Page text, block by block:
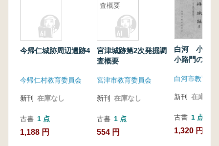
今帰仁城跡周辺遺跡4
今帰仁村教育委員会
新刊 在庫なし
古書 1 点
1,188 円
査概要
宮津城跡第2次発掘調
査概要
宮津市教育委員会
新刊 在庫なし
古書 1 点
554 円
白河 小峰
小路門の調
白河市教育
新刊 在庫なし
古書 1 点
1,320 円